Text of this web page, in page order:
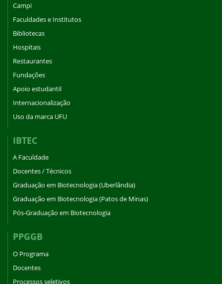
Campi
Faculdades e Institutos
Bibliotecas
Hospitais
Restaurantes
Fundações
Apoio estudantil
Internacionalização
Uso da marca UFU
IBTEC
A Faculdade
Docentes / Técnicos
Graduação em Biotecnologia (Uberlândia)
Graduação em Biotecnologia (Patos de Minas)
Pós-Graduação em Biotecnologia
PPGGB
O Programa
Docentes
Processos seletivos